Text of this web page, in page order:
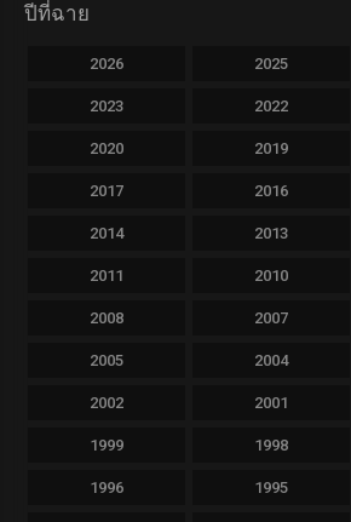
ปีที่ฉาย
2026 2025
2023 2022
2020 2019
2017 2016
2014 2013
2011 2010
2008 2007
2005 2004
2002 2001
1999 1998
1996 1995